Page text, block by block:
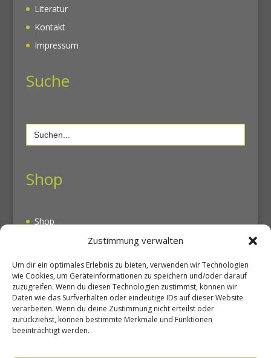
Zustimmung verwalten
Um dir ein optimales Erlebnis zu bieten, verwenden wir Technologien
wie Cookies, um Geräteinformationen zu speichern und/oder darauf
zuzugreifen. Wenn du diesen Technologien zustimmst, können wir
Daten wie das Surfverhalten oder eindeutige IDs auf dieser Website
verarbeiten. Wenn du deine Zustimmung nicht erteilst oder
zurückziehst, können bestimmte Merkmale und Funktionen
beeinträchtigt werden.
Literatur
Kontakt
Impressum
Suche
Search
for:
Shop
Shop
Unsere Seiten